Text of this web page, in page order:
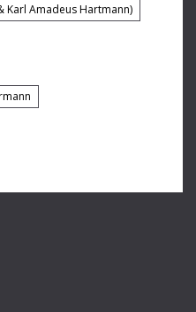
Karl Amadeus Hartmann)